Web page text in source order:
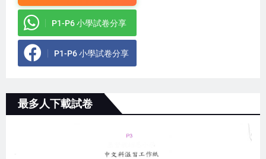
P1-P6 小學試卷分享
P1-P6 小學試卷分享
最多人下載試卷